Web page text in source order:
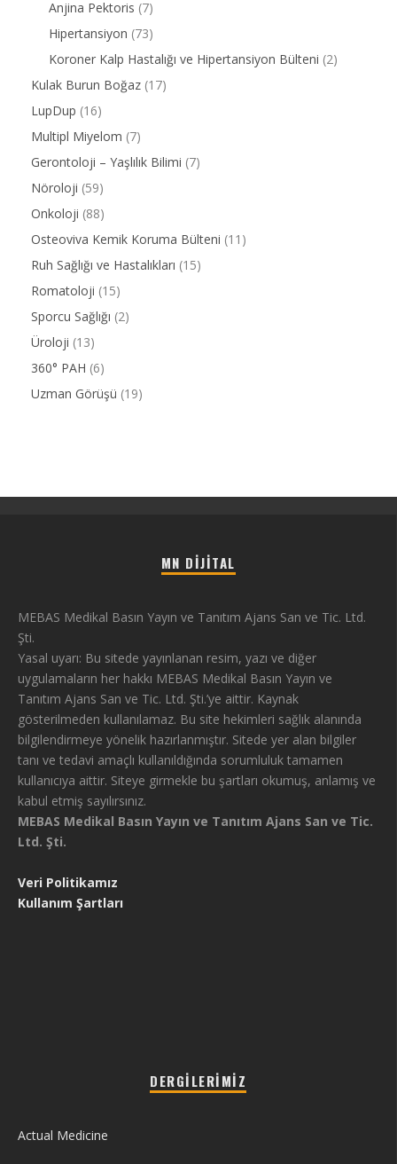
Anjina Pektoris (7)
Hipertansiyon (73)
Koroner Kalp Hastalığı ve Hipertansiyon Bülteni (2)
Kulak Burun Boğaz (17)
LupDup (16)
Multipl Miyelom (7)
Gerontoloji – Yaşlılık Bilimi (7)
Nöroloji (59)
Onkoloji (88)
Osteoviva Kemik Koruma Bülteni (11)
Ruh Sağlığı ve Hastalıkları (15)
Romatoloji (15)
Sporcu Sağlığı (2)
Üroloji (13)
360° PAH (6)
Uzman Görüşü (19)
MN DIJITAL
MEBAS Medikal Basın Yayın ve Tanıtım Ajans San ve Tic. Ltd.
Şti.
Yasal uyarı: Bu sitede yayınlanan resim, yazı ve diğer
uygulamaların her hakkı MEBAS Medikal Basın Yayın ve
Tanıtım Ajans San ve Tic. Ltd. Şti.’ye aittir. Kaynak
gösterilmeden kullanılamaz. Bu site hekimleri sağlık alanında
bilgilendirmeye yönelik hazırlanmıştır. Sitede yer alan bilgiler
tanı ve tedavi amaçlı kullanıldığında sorumluluk tamamen
kullanıcıya aittir. Siteye girmekle bu şartları okumuş, anlamış ve
kabul etmiş sayılırsınız.
MEBAS Medikal Basın Yayın ve Tanıtım Ajans San ve Tic.
Ltd. Şti.
Veri Politikamız
Kullanım Şartları
DERGILERIMIZ
Actual Medicine